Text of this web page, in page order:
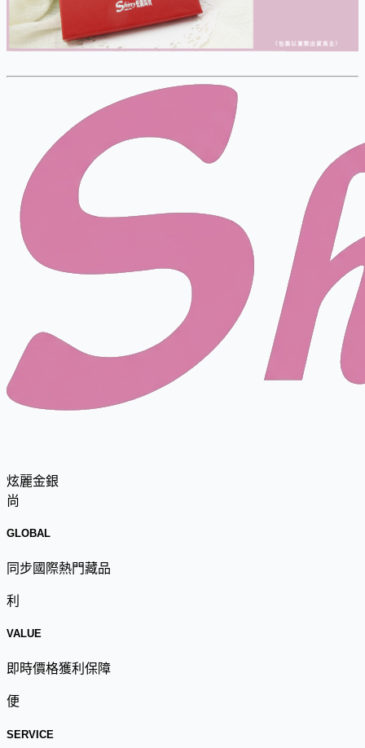
炫麗金銀
尚
GLOBAL
同步國際熱門藏品
利
VALUE
即時價格獲利保障
便
SERVICE